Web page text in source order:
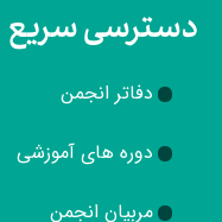
دسترسی سریع
دفاتر انجمن
دوره های آموزشی
مربیان انجمن